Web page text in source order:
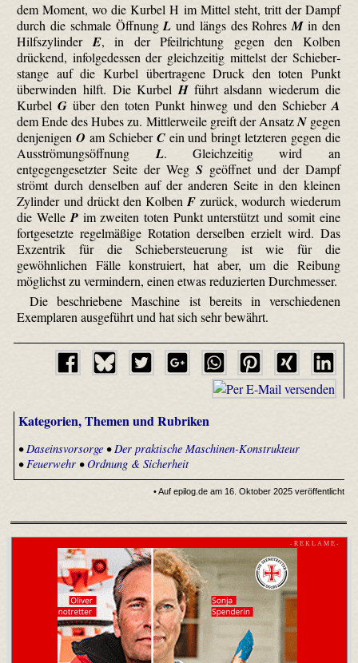
dem Moment, wo die Kurbel H im Mittel steht, tritt der Dampf
durch die schmale ÖffnungL und längs des RohresMin den
HilfszylinderE, in der Pfeilrichtung gegen den Kolben
drückend, infolgedessen der gleichzeitig mittelst der Schieber­
stange auf die Kurbel übertragene Druck den toten Punkt
überwinden hilft. Die KurbelHführt alsdann wiederum die
KurbelG über den toten Punkt hinweg und den SchieberA
dem Ende des Hubes zu. Mittlerweile greift der AnsatzNgegen
denjenigenO am SchieberCein und bringt letzteren gegen die
Aus­strömungs­öffnungL. Gleichzeitig wird an
entgegengesetzter Seite der Weg S geöffnet und der Dampf
strömt durch denselben auf der anderen Seite in den kleinen
Zylinder und drückt den KolbenF zurück, wodurch wiederum
die WellePim zweiten toten Punkt unterstützt und somit eine
fortgesetzte regelmäßige Rotation derselben erzielt wird. Das
Exzentrik für die Schieber­steuerung ist wie für die
gewöhnlichen Fälle konstruiert, hat aber, um die Reibung
möglichst zu vermindern, einen etwas reduzierten Durchmesser.
Die beschriebene Maschine ist bereits in verschiedenen
Exemplaren ausgeführt und hat sich sehr bewährt.
Kategorien, Themen und Rubriken
•Daseinsvorsorge•Der praktische Maschinen-Konstrukteur
•Feuerwehr•Ordnung & Sicherheit
• Auf epilog.de am 16. Oktober 2025 veröffentlicht
- R E K L A M E -